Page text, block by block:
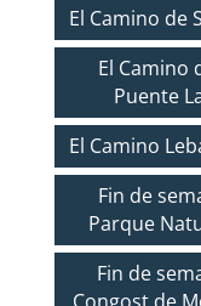
El Camino de
El Camino
Puente
El Camino
Fin de
Parque
Fin de
Congost de